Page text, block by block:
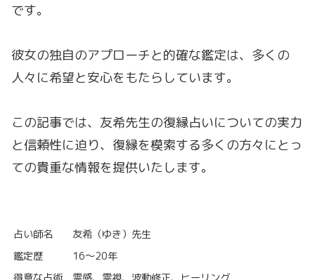
です。
彼女の独自のアプローチと的確な鑑定は、多くの
人々に希望と安心をもたらしています。
この記事では、友希先生の復縁占いについての実力
と信頼性に迫り、復縁を模索する多くの方々にとっ
ての貴重な情報を提供いたします。
占い師名
友希（ゆき）先生
鑑定歴
16～20年